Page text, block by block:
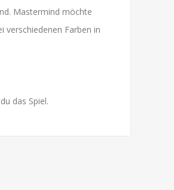
Mastermind möchte
verschiedenen Farben in
das Spiel.